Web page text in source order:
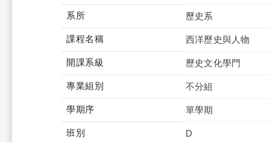
系所 歷史系
課程名稱 西洋歷史與人物
開課系級 歷史文化學門
專業組別 不分組
學期序 單學期
班別 D